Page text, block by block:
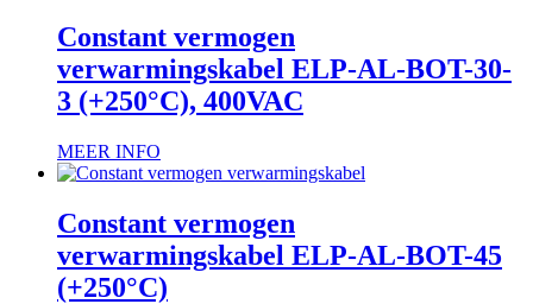
Constant vermogen
verwarmingskabel ELP-AL-BOT-30-
3 (+250°C), 400VAC
MEER INFO
Constant vermogen
verwarmingskabel ELP-AL-BOT-45
(+250°C)